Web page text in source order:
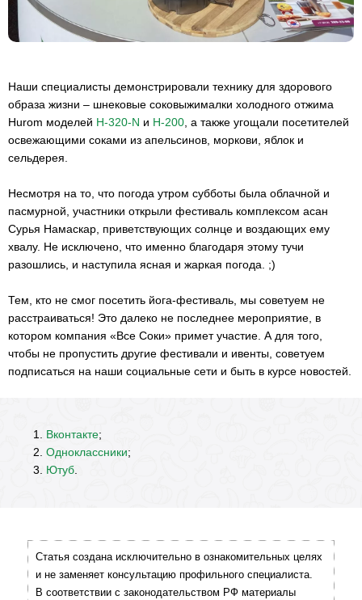
Наши специалисты демонстрировали технику для здорового
образа жизни – шнековые соковыжималки холодного отжима
Hurom моделей H-320-N и H-200 , а также угощали посетителей
освежающими соками из апельсинов, моркови, яблок и
сельдерея.
Несмотря на то, что погода утром субботы была облачной и
пасмурной, участники открыли фестиваль комплексом асан
Сурья Намаскар, приветствующих солнце и воздающих ему
хвалу. Не исключено, что именно благодаря этому тучи
разошлись, и наступила ясная и жаркая погода. ;)
Тем, кто не смог посетить йога-фестиваль, мы советуем не
расстраиваться! Это далеко не последнее мероприятие, в
котором компания «Все Соки» примет участие. А для того,
чтобы не пропустить другие фестивали и ивенты, советуем
подписаться на наши социальные сети и быть в курсе новостей.
Вконтакте;
Одноклассники;
Ютуб
Статья создана исключительно в ознакомительных целях
и не заменяет консультацию профильного специалиста.
В соответствии с законодательством РФ материалы